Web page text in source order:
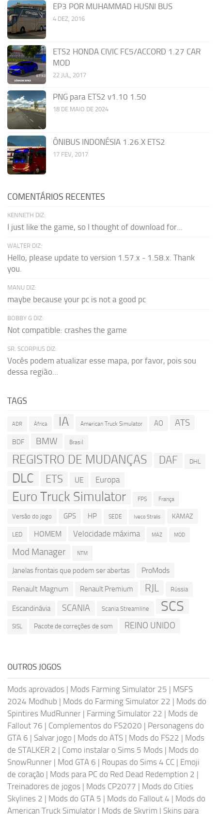
EP3 POR MUHAMMAD HUSNI BUS
4 DEZ, 2016
ETS2 HONDA CIVIC FC5/ACCORD 1.27 CAR
MOD
22 JUL, 2017
PNG para ETS2 v1.10 1.50
18 DE MAIO DE 2024
ÔNIBUS INDONÉSIA 1.26.X ETS2
17 FEV, 2017
COMENTÁRIOS RECENTES
KENNETH DIZ:
I just like the game, so I thought of download for...
WALTER DIZ:
Hello, please update to version 1.57.x - 1.58.x. Thank
you.
MANU DIZ:
maybe because your pc is not a good pc
BOBBY G DIZ:
Not compatible: crashes the game
SR. SCORPIUS DIZ:
Vocês podem atualizar esse mapa, por favor, pois sou
dessa região...
TAGS
ADR África IA American Truck Simulator AO ATS
BDF BMW Brasil
REGISTRO DE MUDANÇAS DAF DHL
DLC ETS UE Europa
Euro Truck Simulator FPS França
Versão do jogo GPS HP SEDE Iveco Stralis KAMAZ
LED HOMEM Velocidade máxima MAZ MOD
Mod Manager NTM
Janelas frontais que podem ser abertas
ProMods
Renault Magnum
Renault Premium RJL Rússia
Escandinávia SCANIA Scania Streamline SCS
SISL Pacote de correções de som REINO UNIDO
OUTROS JOGOS
Mods aprovados | Mods Farming Simulator 25 | MSFS
2024 Modhub | Mods do Farming Simulator 22 | Mods do
Spintires MudRunner | Farming Simulator 22 | Mods de
Fallout 76 | Complementos do FS2020 | Personagens do
GTA 6 | Salvar jogo | Mods do ATS | Mods do FS22 | Mods
de STALKER 2 | Como instalar o Sims 5 Mods | Mods do
SnowRunner | Mod GTA 6 | Roupas do Sims 4 CC | Emoji
de coração | Mods para PC do Red Dead Redemption 2 |
Treinadores de jogos | Mods CP2077 | Mods do Cities
Skylines 2 | Mods do GTA 5 | Mods do Fallout 4 | Mods do
American Truck Simulator | Mods de Skyrim | Skins para